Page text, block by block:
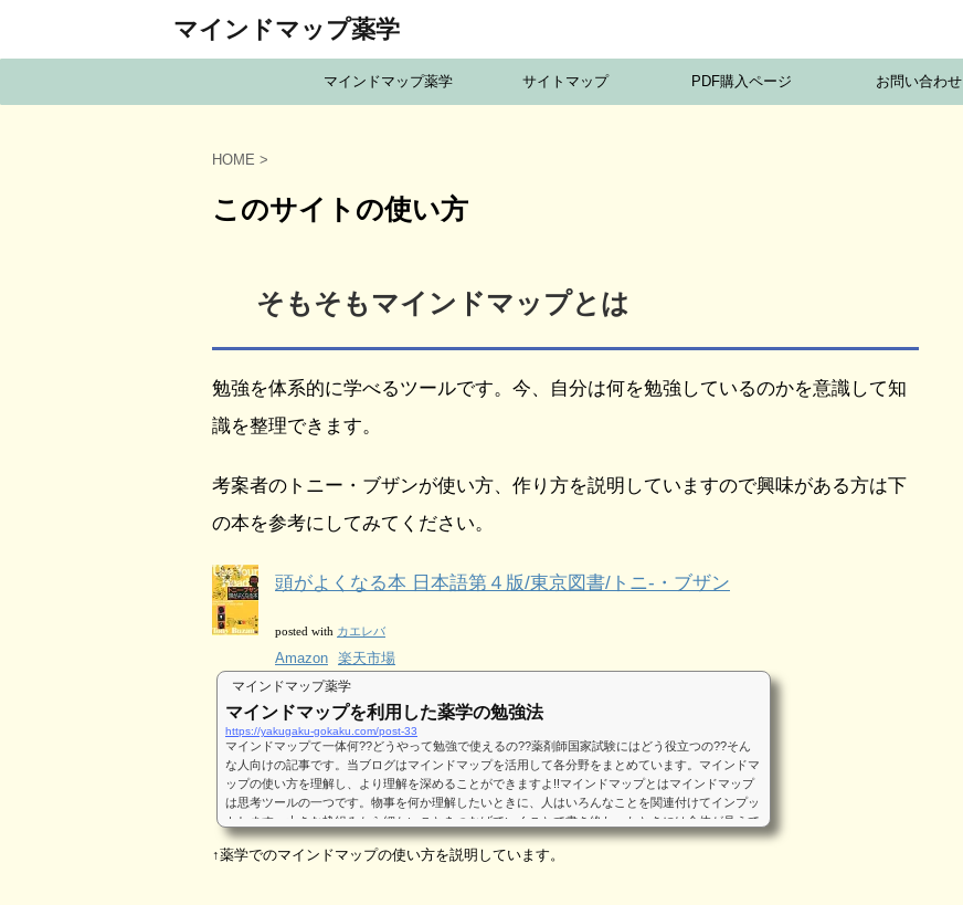
マインドマップ薬学
マインドマップ薬学 サイトマップ PDF購入ページ お問い合わせ
HOME >
このサイトの使い方
そもそもマインドマップとは
勉強を体系的に学べるツールです。今、自分は何を勉強しているのかを意識して知
識を整理できます。
考案者のトニー・ブザンが使い方、作り方を説明していますので興味がある方は下
の本を参考にしてみてください。
頭がよくなる本 日本語第４版/東京図書/トニ-・ブザン
posted with カエレバ
Amazon 楽天市場
マインドマップ薬学
マインドマップを利用した薬学の勉強法
https://yakugaku-gokaku.com/post-33
マインドマップて一体何??どうやって勉強で使えるの??薬剤師国家試験にはどう役立つの??そん
な人向けの記事です。当ブログはマインドマップを活用して各分野をまとめています。マインドマ
ップの使い方を理解し、より理解を深めることができますよ!!マインドマップとはマインドマップ
は思考ツールの一つです。物事を何か理解したいときに、人はいろんなことを関連付けてインプッ
トします。大きな枠組みから細かいことをつなげていくことで書き終わったときには全体が見えて
きます。こんな感じです↓なぜ薬剤師国家試験と相性がいいのか？...
↑薬学でのマインドマップの使い方を説明しています。